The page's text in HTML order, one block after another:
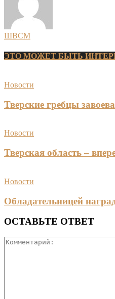
ШВСМ
ЭТО МОЖЕТ БЫТЬ
Новости
Тверские гребцы
Новости
Тверская область –
Новости
Обладательницей
ОСТАВЬТЕ ОТВЕТ